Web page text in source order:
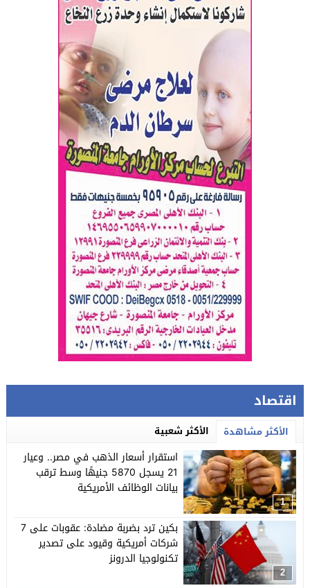
اقتصاد
الأكثر مشاهدة الأكثر شعبية
1
استقرار أسعار الذهب في مصر.. وعيار
21 يسجل 5870 جنيهًا وسط ترقب
بيانات الوظائف الأمريكية
2
بكين ترد بضربة مضادة: عقوبات على 7
شركات أمريكية وقيود على تصدير
تكنولوجيا الدرونز